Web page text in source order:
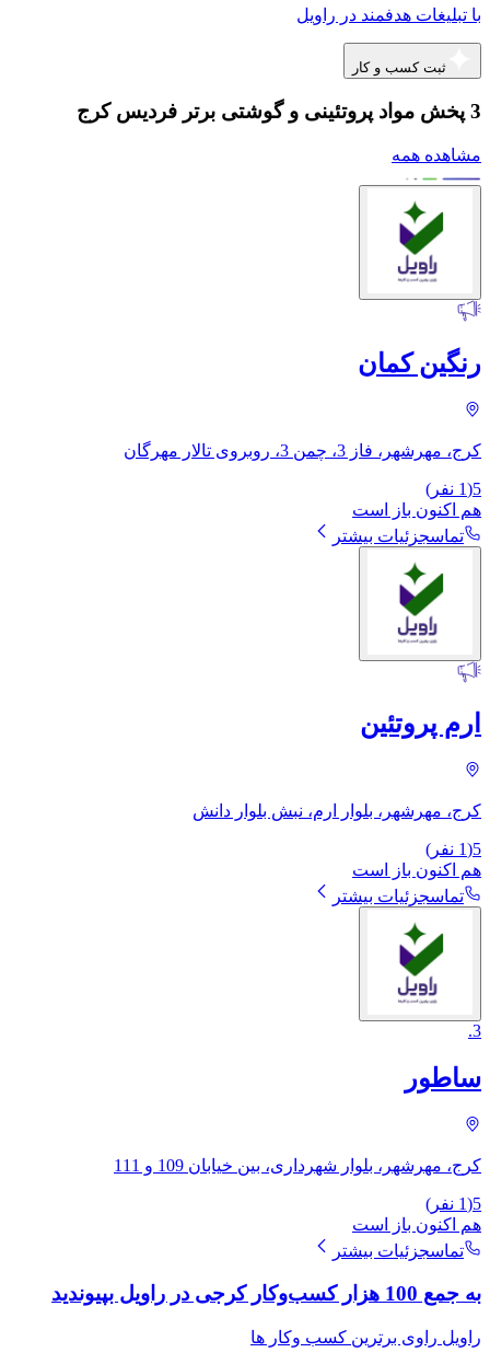
با تبلیغات هدفمند در راویل
ثبت کسب و کار
3 پخش مواد پروتئینی و گوشتی برتر فردیس کرج
مشاهده همه
رنگین کمان
کرج، مهرشهر، فاز 3، چمن 3، روبروی تالار مهرگان
5
(
1 نفر)
هم اکنون باز است
تماسجزئیات بیشتر
ارم پروتئین
کرج، مهرشهر، بلوار ارم، نبش بلوار دانش
5
(
1 نفر)
هم اکنون باز است
تماسجزئیات بیشتر
3
.
ساطور
کرج، مهرشهر، بلوار شهرداری، بین خیابان 109 و 111
5
(
1 نفر)
هم اکنون باز است
تماسجزئیات بیشتر
به جمع 100 هزار کسب‌وکار کرجی در راویل بپیوندید
راویل راوی برترین کسب وکار ها